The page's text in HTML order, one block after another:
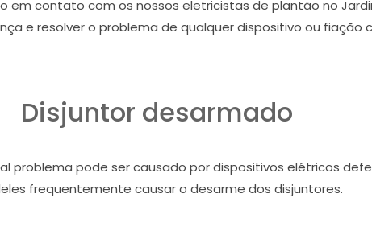
em contato com os nossos eletricistas de plantão no
e resolver o problema de qualquer dispositivo ou fiação
Disjuntor desarmado
problema pode ser causado por dispositivos elétricos
frequentemente causar o desarme dos disjuntores.